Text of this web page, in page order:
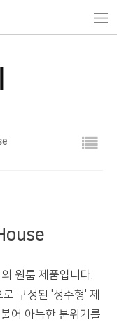
원룸 제품입니다.
구성된 '정주형' 제
어 아늑한 분위기를